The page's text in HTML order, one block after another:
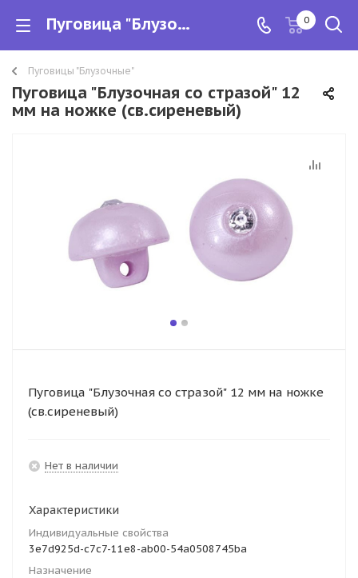
Пуговица "Блузочная со стразой" 12 мм на ножке (св.сиреневый) 0
Пуговицы "Блузочные"
Пуговица "Блузочная со стразой" 12
мм на ножке (св.сиреневый)
Пуговица "Блузочная со стразой" 12 мм на ножке
(св.сиреневый)
Нет в наличии
Характеристики
Индивидуальные свойства
3e7d925d-c7c7-11e8-ab00-54a0508745ba
Назначение